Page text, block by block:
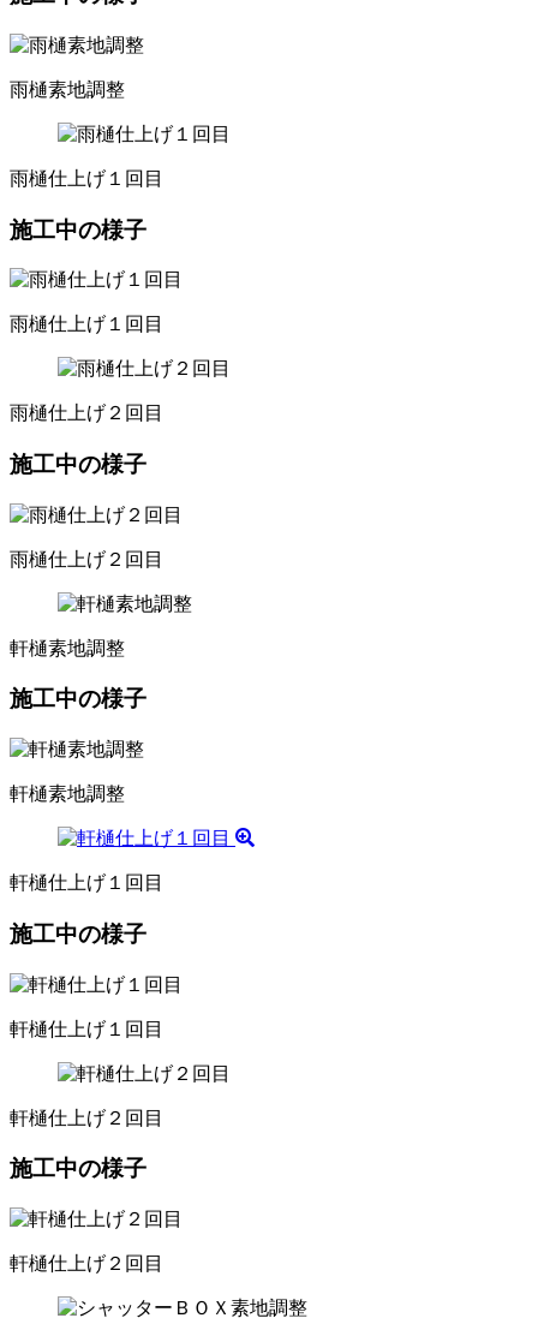
雨樋素地調整
雨樋仕上げ１回目
施工中の様子
雨樋仕上げ１回目
雨樋仕上げ２回目
施工中の様子
雨樋仕上げ２回目
軒樋素地調整
施工中の様子
軒樋素地調整
軒樋仕上げ１回目
施工中の様子
軒樋仕上げ１回目
軒樋仕上げ２回目
施工中の様子
軒樋仕上げ２回目